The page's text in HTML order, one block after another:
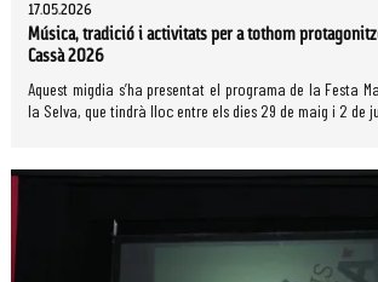
17.05.2026
Música, tradició i activitats per a tothom
Cassà 2026
Aquest migdia s’ha presentat el programa de la Festa
la Selva, que tindrà lloc entre els dies 29 de maig i 2 de